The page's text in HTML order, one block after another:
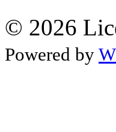
© 2026
Powered by